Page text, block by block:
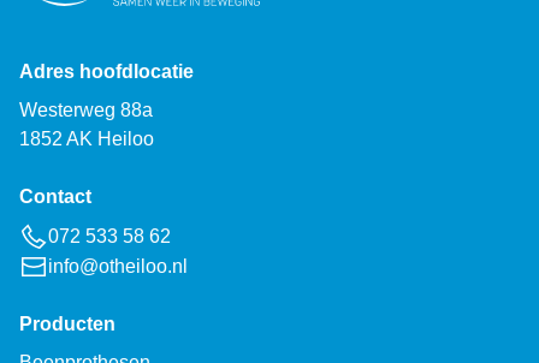
Adres hoofdlocatie
Westerweg 88a
1852 AK Heiloo
Contact
072 533 58 62
info@otheiloo.nl
Producten